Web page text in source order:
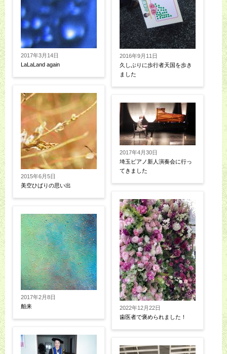
2017年3月14日
LaLaLand again
2015年6月5日
美空ひばりの思い出
2017年2月8日
舶来
2016年9月11日
久しぶりに歩行者天国を歩き
ました
2017年4月30日
埼玉ピアノ新人演奏会に行っ
てきました
2022年12月22日
歯医者で褒められました！